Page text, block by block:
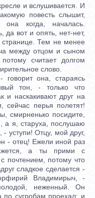
и вслушивается. И
повесть слышит,
когда, началась.
да вот и опять, нет-нет,
странице. Тем не менее
между отцом и сыном
считает долгом
слово.
она, стараясь
тон, - только что
и наскакивают друг на
сейчас перья полетят!
смирненько посидите,
а я, старуха, послушаю
уступи! Отцу, мой друг,
- отец! Ежели иной раз
а ты прими с
почтением, потому что
сладкое сделается -
Владимирыч, -
неженный. Он
по сугробам проехал: и